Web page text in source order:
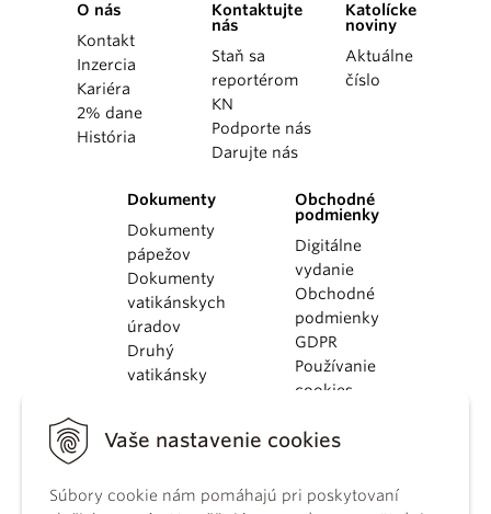
Vaše nastavenie cookies
Súbory cookie nám pomáhajú pri poskytovaní
O nás
Kontakt
Inzercia
Kariéra
2% dane
História
Kontaktujte
nás
Staň sa
reportérom
KN
Podporte nás
Darujte nás
Katolícke
noviny
Aktuálne
číslo
Dokumenty
Dokumenty
pápežov
Dokumenty
vatikánskych
úradov
Druhý
vatikánsky
KBS
kánonického
Obchodné
podmienky
Digitálne
vydanie
Obchodné
podmienky
GDPR
Používanie
cookies